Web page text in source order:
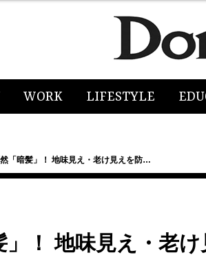
WORK LIFESTYLE
「暗髪」！ 地味見え・老け見えを防…
」！ 地味見え・老